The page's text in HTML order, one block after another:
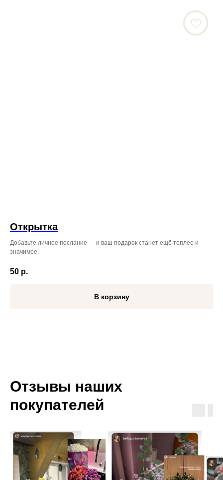
Открытка
Добавьте личное послание — и ваш подарок станет ещё теплее и
значимее.
50 р.
В корзину
Отзывы наших
покупателей